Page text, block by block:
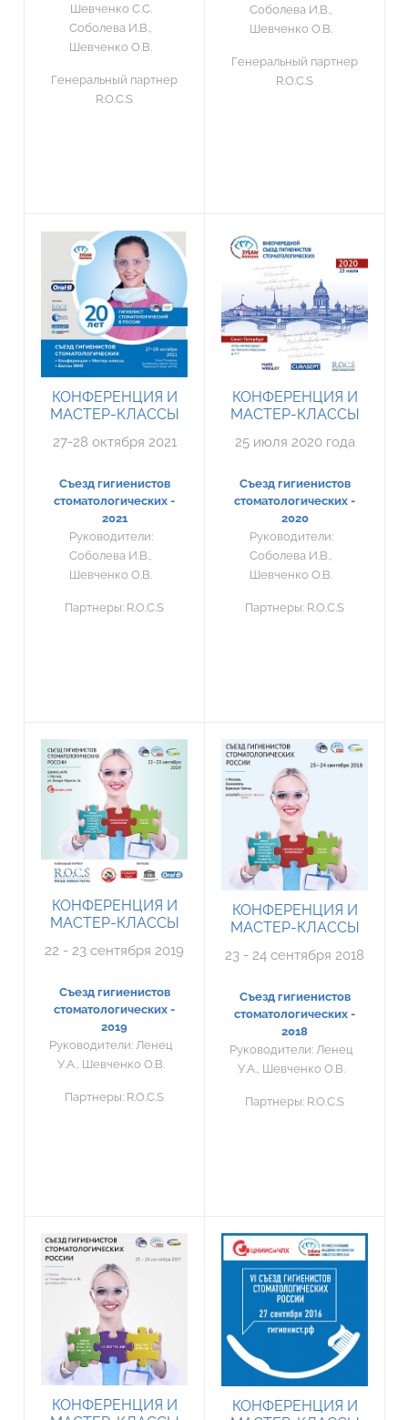
Шевченко С.С.
Соболева И.В.,
Шевченко О.В.
Генеральный партнер
R.O.C.S
Соболева И.В.,
Шевченко О.В.
Генеральный партнер
R.O.C.S
КОНФЕРЕНЦИЯ И
МАСТЕР-КЛАССЫ
27-28 октября 2021
Съезд гигиенистов
стоматологических -
2021
Руководители:
Соболева И.В.,
Шевченко О.В.
Партнеры: R.O.C.S
КОНФЕРЕНЦИЯ И
МАСТЕР-КЛАССЫ
25 июля 2020 года
Съезд гигиенистов
стоматологических -
2020
Руководители:
Соболева И.В.,
Шевченко О.В.
Партнеры: R.O.C.S
КОНФЕРЕНЦИЯ И
МАСТЕР-КЛАССЫ
22 - 23 сентября 2019
Съезд гигиенистов
стоматологических -
2019
Руководители:Ленец
У.А., Шевченко О.В.
Партнеры: R.O.C.S
КОНФЕРЕНЦИЯ И
МАСТЕР-КЛАССЫ
23 - 24 сентября 2018
Съезд гигиенистов
стоматологических -
2018
Руководители:Ленец
У.А., Шевченко О.В.
Партнеры: R.O.C.S
КОНФЕРЕНЦИЯ И
КОНФЕРЕНЦИЯ И